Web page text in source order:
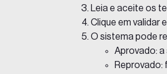
Leia e aceite os
Clique em validar
O sistema pode
Aprovado:
Reprovado: